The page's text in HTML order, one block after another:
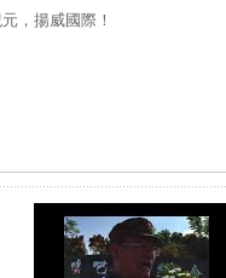
，揚威國際！